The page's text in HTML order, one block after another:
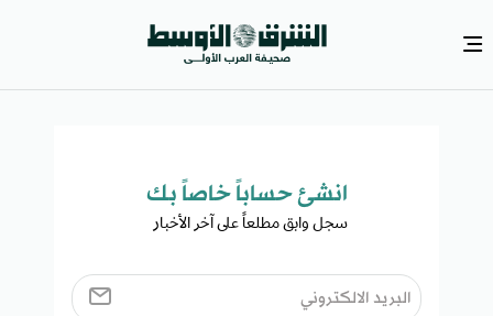
انشئ حساباً خاصاً بك​
سجل وابق مطلعاً على آخر الأخبار ​